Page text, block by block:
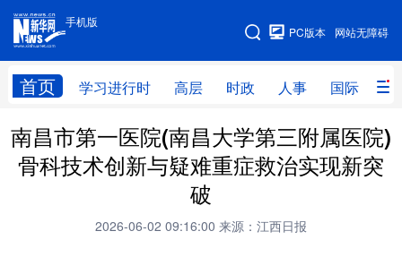
手机版
网站无障碍
PC版本
首页 学习进行时 高层 时政 人事 国际 财
手机版
网站地图
学习进行时 高层 时政 人事
国际 财经 网评 港澳
南昌市第一医院(南昌大学第三附属医院)
骨科技术创新与疑难重症救治实现新突
破
2026-06-02 09:16:00 来源：江西日报